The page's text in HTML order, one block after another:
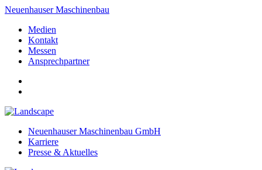
Neuenhauser Maschinenbau
Medien
Kontakt
Messen
Ansprechpartner
Neuenhauser Maschinenbau GmbH
Karriere
Presse & Aktuelles